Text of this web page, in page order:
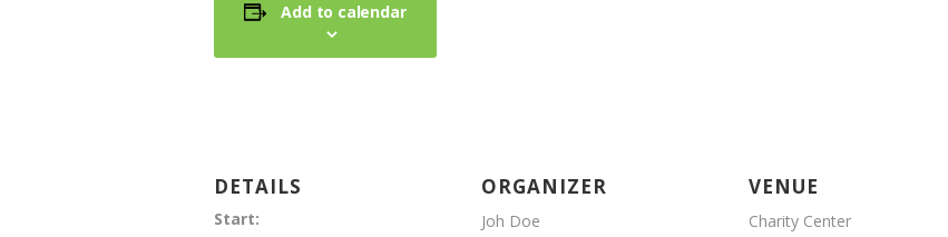
Add to calendar
DETAILS
Start:
ORGANIZER
Joh Doe
VENUE
Charity Center